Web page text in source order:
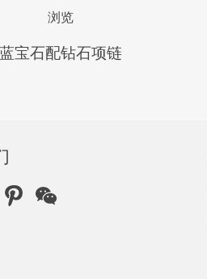
浏览
蓝宝石配钻石项链